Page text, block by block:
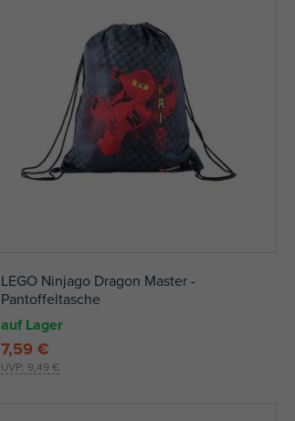
LEGO Ninjago Dragon Master -
Pantoffeltasche
auf Lager
UVP: 9,49 €
7,59 €